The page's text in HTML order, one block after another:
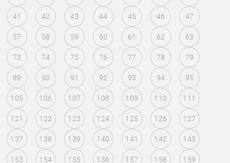
41 42 43 44 45 46 47
57 58 59 60 61 62 63
73 74 75 76 77 78 79
89 90 91 92 93 94 95
105 106 107 108 109 110 111
121 122 123 124 125 126 127
137 138 139 140 141 142 143
153 154 155 156 157 158 159